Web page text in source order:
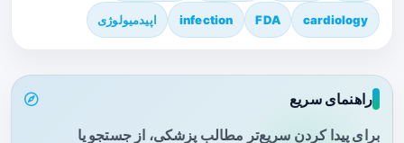
cardiology
FDA
infection اپیدمیولوژی
راهنمای سریع
برای پیدا کردن سریع‌تر مطالب پزشکی، از جستجو یا